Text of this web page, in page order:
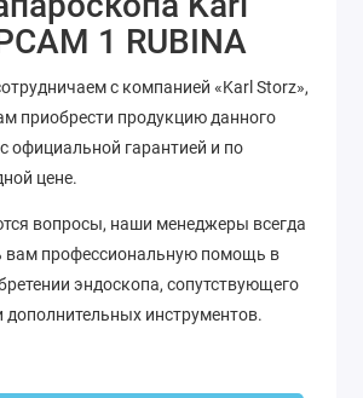
1 RUBINA
с компанией «Karl Storz»,
приобрести продукцию данного
официальной гарантией и по
цене.
вопросы, наши менеджеры всегда
вам профессиональную помощь в
эндоскопа, сопутствующего
дополнительных инструментов.